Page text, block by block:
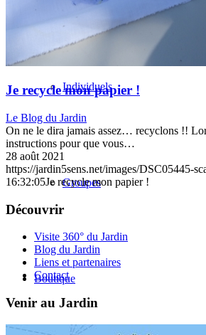
Individuels
Groupes
Boutique
Je recycle mon papier !
Le Blog du Jardin
On ne le dira jamais assez… recyclons !!
instructions pour que vous…
28 août 2021
https://jardin5sens.net/images/DSC05445-
16:32:05Je recycle mon papier !
Découvrir
Visite 360° du Jardin
Blog du Jardin
Liens et partenaires
Contact
Venir au Jardin